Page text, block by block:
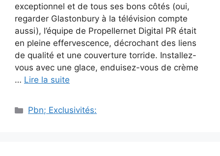
exceptionnel et de tous ses bons côtés (oui,
regarder Glastonbury à la télévision compte
aussi), l’équipe de Propellernet Digital PR était
en pleine effervescence, décrochant des liens
de qualité et une couverture torride. Installez-
vous avec une glace, enduisez-vous de crème
… Lire la suite
Catégories
Pbn; Exclusivités: